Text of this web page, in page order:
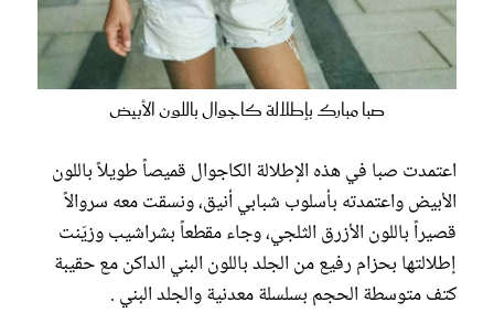
صبا مبارك بإطلالة كاجوال باللون الأبيض
اعتمدت صبا في هذه الإطلالة الكاجوال قميصاً طويلاً باللون
الأبيض واعتمدته بأسلوب شبابي أنيق، ونسقت معه سروالاً
قصيراً باللون الأزرق الثلجي، وجاء مقطعاً بشراشيب وزيّنت
إطلالتها بحزام رفيع من الجلد باللون البني الداكن مع حقيبة
كتف متوسطة الحجم بسلسلة معدنية والجلد البني .